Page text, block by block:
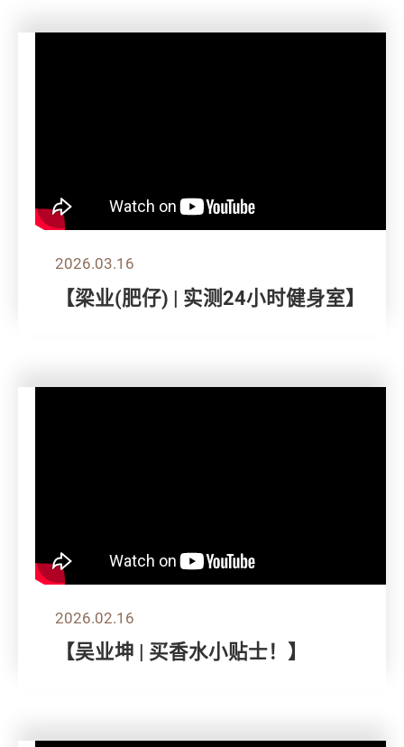
2026.03.16
【梁业(肥仔) | 实测24小时健身室】
2026.02.16
【吴业坤 | 买香水小贴士！】